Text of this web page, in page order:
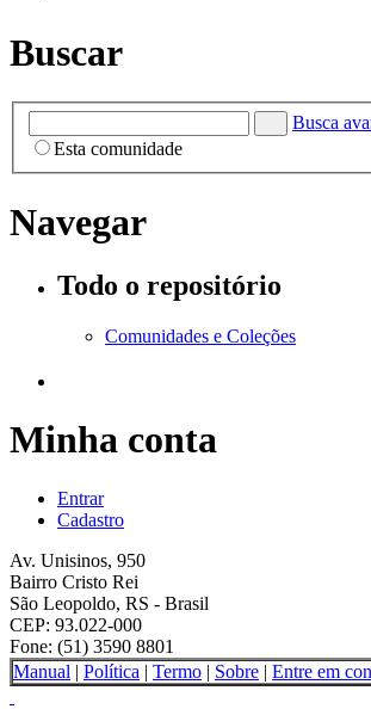
Buscar
Busca
Esta comunidade
Navegar
Todo o repositório
Comunidades e Coleções
Minha conta
Entrar
Cadastro
Av. Unisinos, 950
Bairro Cristo Rei
São Leopoldo, RS - Brasil
CEP: 93.022-000
Fone: (51) 3590 8801
Manual | Política | Termo | Sobre | Entre em